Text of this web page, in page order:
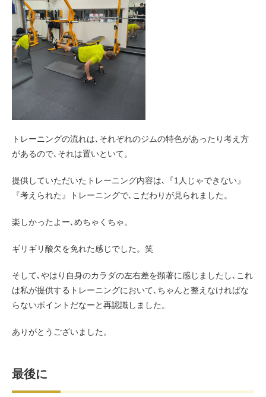
トレーニングの流れは､それぞれのジムの特色があったり考え方
があるので､それは置いといて。
提供していただいたトレーニング内容は､『1人じゃできない』
『考えられた』トレーニングで､こだわりが見られました。
楽しかったよー､めちゃくちゃ。
ギリギリ酸欠を免れた感じでした。笑
そして､やはり自身のカラダの左右差を顕著に感じましたし､これ
は私が提供するトレーニングにおいて､ちゃんと整えなければな
らないポイントだなーと再認識しました。
ありがとうございました。
最後に